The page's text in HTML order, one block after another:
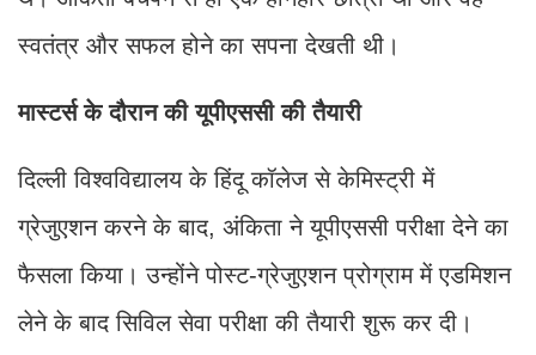
स्वतंत्र और सफल होने का सपना देखती थी।
मास्टर्स के दौरान की यूपीएससी की तैयारी
दिल्ली विश्वविद्यालय के हिंदू कॉलेज से केमिस्ट्री में
ग्रेजुएशन करने के बाद, अंकिता ने यूपीएससी परीक्षा देने का
फैसला किया। उन्होंने पोस्ट-ग्रेजुएशन प्रोग्राम में एडमिशन
लेने के बाद सिविल सेवा परीक्षा की तैयारी शुरू कर दी।